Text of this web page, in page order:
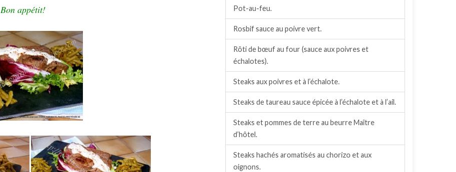
Bon appétit! Pot-au-feu.
Rosbif sauce au poivre vert.
Rôti de bœuf au four (sauce aux poivres et
échalotes).
Steaks aux poivres et à l’échalote.
Steaks de taureau sauce épicée à l’échalote et à l’ail.
Steaks et pommes de terre au beurre Maître
d’hôtel.
Steaks hachés aromatisés au chorizo et aux
oignons.